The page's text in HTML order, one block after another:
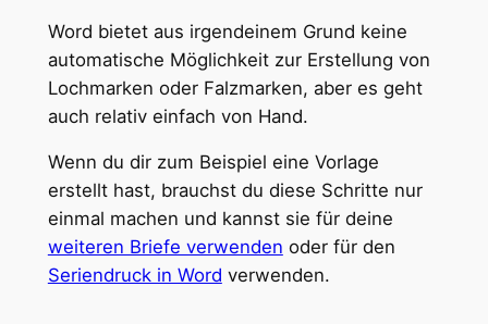
Word bietet aus irgendeinem Grund keine
automatische Möglichkeit zur Erstellung von
Lochmarken oder Falzmarken, aber es geht
auch relativ einfach von Hand.
Wenn du dir zum Beispiel eine Vorlage
erstellt hast, brauchst du diese Schritte nur
einmal machen und kannst sie für deine
weiteren Briefe verwenden oder für den
Seriendruck in Word verwenden.